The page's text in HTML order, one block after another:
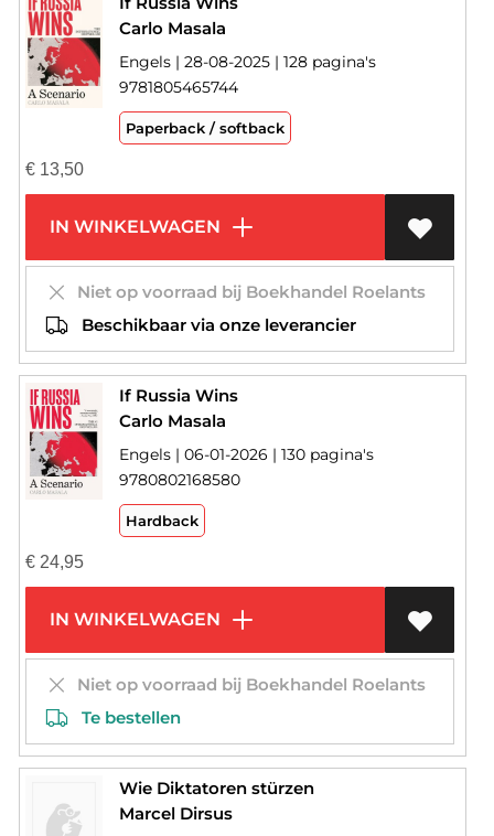
Carlo Masala
Engels | 28-08-2025 | 128 pagina's
9781805465744
Paperback / softback
€13,50
IN WINKELWAGEN
Niet op voorraad bij Boekhandel Roelants
Beschikbaar via onze leverancier
If Russia Wins
Carlo Masala
Engels | 06-01-2026 | 130 pagina's
9780802168580
Hardback
€24,95
IN WINKELWAGEN
Niet op voorraad bij Boekhandel Roelants
Te bestellen
Wie Diktatoren stürzen
Marcel Dirsus